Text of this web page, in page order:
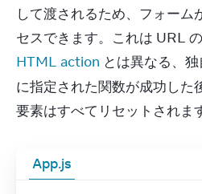
して渡されるため、フォーム
HTML action とは異なる、独
に指定された関数が成功した
要素はすべてリセットされま
App.js